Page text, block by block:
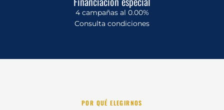
4 campañas al 0.00%
Consulta condiciones
POR QUÉ ELEGIRNOS